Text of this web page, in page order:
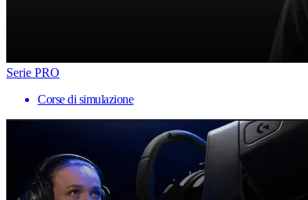
Serie PRO
Corse di simulazione